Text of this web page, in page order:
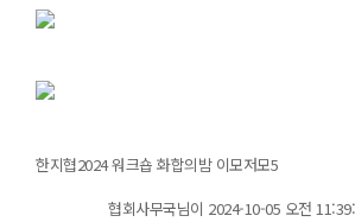
한지협2024 워크숍 화합의밤 이모저모5
협회사무국님이 2024-10-05 오전